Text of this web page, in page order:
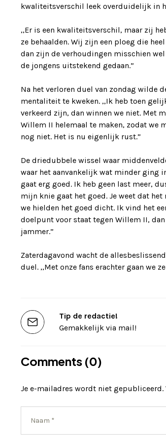
kwaliteitsverschil leek overduidelijk in
,,Er is een kwaliteitsverschil, maar zij
ze behaalden. Wij zijn een ploeg die
dan zijn de verhoudingen misschien
de jongens uitstekend gedaan.”
Na het verloren duel van zondag wilde
mentaliteit te kweken. ,,Ik heb toen
verkeerd zijn, dan winnen we niet. Met
Willem II helemaal te maken, zodat we
nog niet. Het is nu eigenlijk rust.”
De driedubbele wissel waar
waar het aanvankelijk wat minder ging
gaat erg goed. Ik heb geen last meer,
mijn knie gaat het goed. Je weet dat
we hielden het goed dicht. Ik vind het
doelpunt voor staat tegen Willem II,
jammer.”
Zaterdagavond wacht de
duel. ,,Met onze fans erachter gaan we
Tip de redactie!
Gemakkelijk via mail!
Comments (0)
Je e-mailadres wordt niet gepubliceerd.